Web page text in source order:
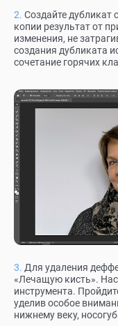
Создайте дубликат
копии результат от
изменения, не
создания дубликата
сочетание горячих
Для удаления
«Лечащую кисть».
инструмента.
уделив особое
нижнему веку,